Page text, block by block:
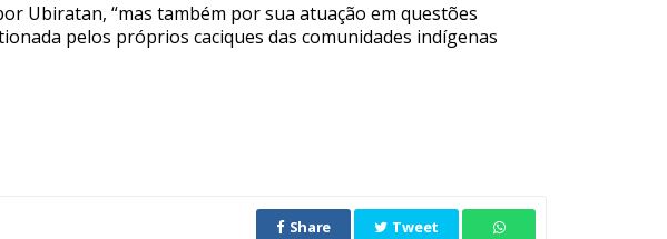
Ubiratan, “mas também por sua atuação em questões
pelos próprios caciques das comunidades indígenas
Share Tweet